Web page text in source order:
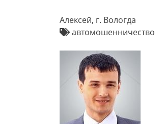
Алексей, г. Вологда
автомошенничество